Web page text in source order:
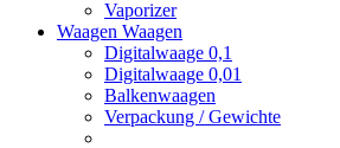
Vaporizer
Waagen Waagen
Digitalwaage 0,1
Digitalwaage 0,01
Balkenwaagen
Verpackung / Gewichte